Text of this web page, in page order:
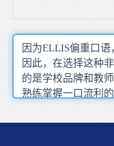
因为ELLIS偏重口语
因此，在选择这种
的是学校品牌和教
熟练掌握一口流利
就可以达到听其音